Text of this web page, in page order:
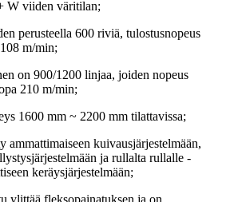
W viiden väritilan;
perusteella 600 riviä, tulostusnopeus
m/min;
on 900/1200 linjaa, joiden nopeus
210 m/min;
1600 mm ~ 2200 mm tilattavissa;
ammattimaiseen kuivausjärjestelmään,
ja rullalta rullalle -
keräysjärjestelmään;
ylittää fleksopainatuksen ja on